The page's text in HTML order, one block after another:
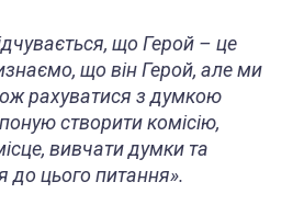
що Герой – це
що він Герой, але ми
рахуватися з думкою
створити комісію,
вивчати думки та
до цього питання».